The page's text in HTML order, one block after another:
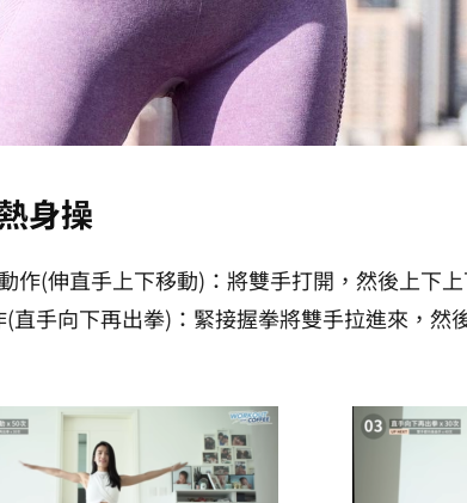
身操
作(伸直手上下移動)：將雙手打開，然後上下
直手向下再出拳)：緊接握拳將雙手拉進來，然